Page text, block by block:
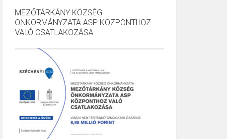
MEZŐTÁRKÁNY KÖZSÉG
ÖNKORMÁNYZATA ASP KÖZPONTHOZ
VALÓ CSATLAKOZÁSA